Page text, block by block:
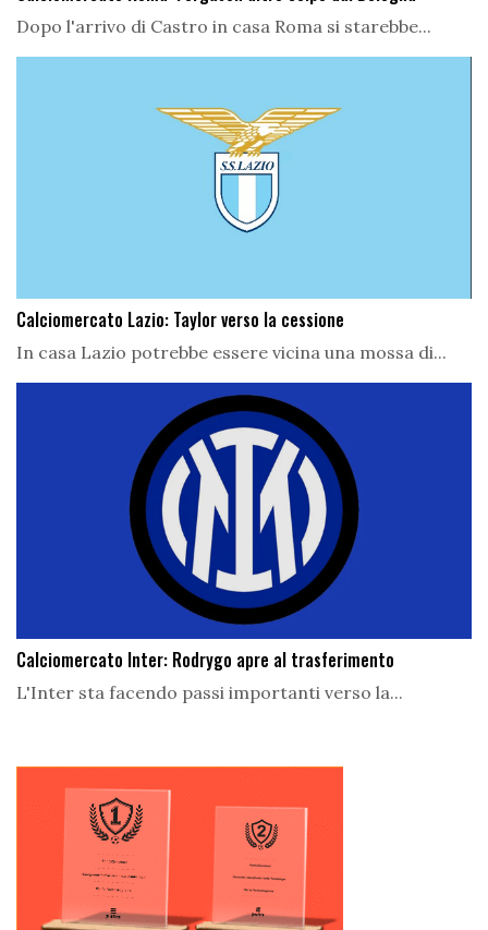
Dopo l'arrivo di Castro in casa Roma si starebbe...
Calciomercato Lazio: Taylor verso la cessione
In casa Lazio potrebbe essere vicina una mossa di...
Calciomercato Inter: Rodrygo apre al trasferimento
L'Inter sta facendo passi importanti verso la...